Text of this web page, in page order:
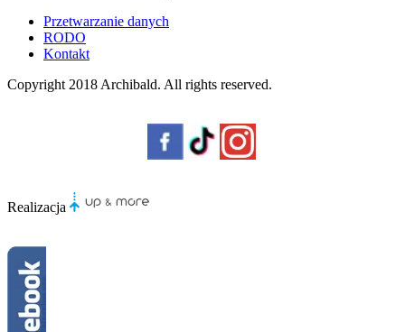
Przetwarzanie danych
RODO
Kontakt
Copyright 2018 Archibald. All rights reserved.
Realizacja